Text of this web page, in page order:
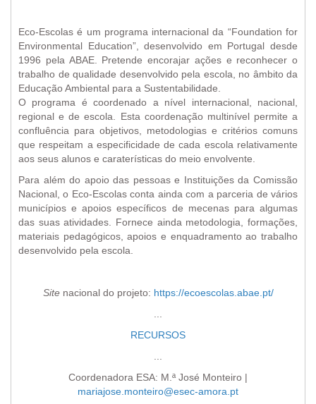
Eco-Escolas é um programa internacional da “Foundation for
Environmental Education”, desenvolvido em Portugal desde
1996 pela ABAE. Pretende encorajar ações e reconhecer o
trabalho de qualidade desenvolvido pela escola, no âmbito da
Educação Ambiental para a Sustentabilidade.
O programa é coordenado a nível internacional, nacional,
regional e de escola. Esta coordenação multinível permite a
confluência para objetivos, metodologias e critérios comuns
que respeitam a especificidade de cada escola relativamente
aos seus alunos e caraterísticas do meio envolvente.
Para além do apoio das pessoas e Instituições da Comissão
Nacional, o Eco-Escolas conta ainda com a parceria de vários
municípios e apoios específicos de mecenas para algumas
das suas atividades. Fornece ainda metodologia, formações,
materiais pedagógicos, apoios e enquadramento ao trabalho
desenvolvido pela escola.
Sitenacional do projeto: https://ecoescolas.abae.pt/
RECURSOS
Coordenadora ESA: M.ª José Monteiro |
mariajose.monteiro@esec-amora.pt